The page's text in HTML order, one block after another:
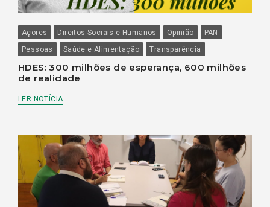
Açores Direitos Sociais e Humanos Opinião
PAN
Pessoas
Saúde e Alimentação Transparência
HDES: 300 milhões de esperança, 600 milhões
de realidade
LER NOTÍCIA